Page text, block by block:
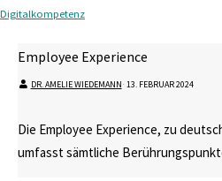
Digitalkompetenz
Employee Experience
DR. AMELIE WIEDEMANN⋅ 13. FEBRUAR 2024
Die Employee Experience, zu
umfasst sämtliche